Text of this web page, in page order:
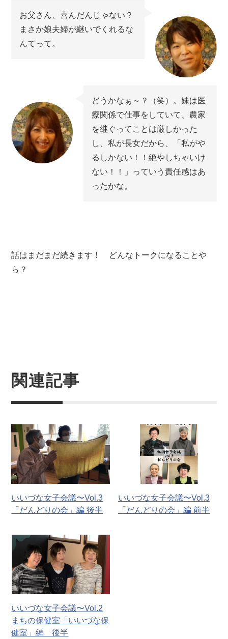
お父さん、喜んだんじゃない？
まさか娘夫婦が継いでくれるな
んてって。
どうかなぁ～？（笑）。妹は医
療関係で仕事をしていて、農家
を継ぐってことは厳しかった
し、私が長女だから、「私がや
るしかない！！絶やしちゃいけ
ない！！」っていう責任感はあ
ったかな。
話はまだまだ続きます！ どんなトークになることや
ら？
関連記事
いいづな女子会議〜Vol.3
「だんどりの会」編 後半
いいづな女子会議〜Vol.3
「だんどりの会」編 前半
いいづな女子会議〜Vol.2
まちの保健室「いいづな保
健室」編 後半